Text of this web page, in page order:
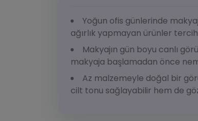
Yoğun ofis günlerinde
ağırlık yapmayan ürünler
Makyajın gün boyu canlı
makyaja başlamadan önce
Az malzemeyle doğal bir
cilt tonu sağlayabilir hem de